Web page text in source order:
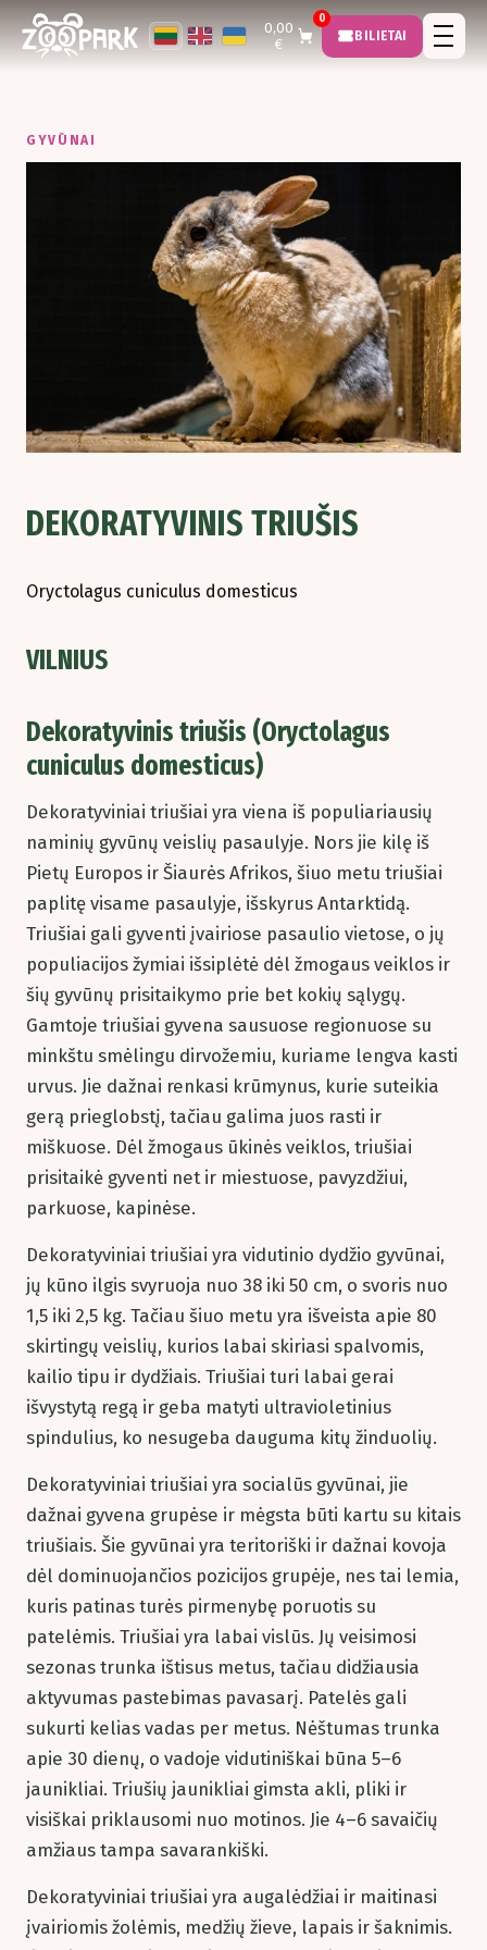
0,00
€
0
BILIETAI
GYVŪNAI
DEKORATYVINIS TRIUŠIS
Oryctolagus cuniculus domesticus
VILNIUS
Dekoratyvinis triušis (Oryctolagus
cuniculus domesticus)
Dekoratyviniai triušiai yra viena iš populiariausių
naminių gyvūnų veislių pasaulyje. Nors jie kilę iš
Pietų Europos ir Šiaurės Afrikos, šiuo metu triušiai
paplitę visame pasaulyje, išskyrus Antarktidą.
Triušiai gali gyventi įvairiose pasaulio vietose, o jų
populiacijos žymiai išsiplėtė dėl žmogaus veiklos ir
šių gyvūnų prisitaikymo prie bet kokių sąlygų.
Gamtoje triušiai gyvena sausuose regionuose su
minkštu smėlingu dirvožemiu, kuriame lengva kasti
urvus. Jie dažnai renkasi krūmynus, kurie suteikia
gerą prieglobstį, tačiau galima juos rasti ir
miškuose. Dėl žmogaus ūkinės veiklos, triušiai
prisitaikė gyventi net ir miestuose, pavyzdžiui,
parkuose, kapinėse.
Dekoratyviniai triušiai yra vidutinio dydžio gyvūnai,
jų kūno ilgis svyruoja nuo 38 iki 50 cm, o svoris nuo
1,5 iki 2,5 kg. Tačiau šiuo metu yra išveista apie 80
skirtingų veislių, kurios labai skiriasi spalvomis,
kailio tipu ir dydžiais. Triušiai turi labai gerai
išvystytą regą ir geba matyti ultravioletinius
spindulius, ko nesugeba dauguma kitų žinduolių.
Dekoratyviniai triušiai yra socialūs gyvūnai, jie
dažnai gyvena grupėse ir mėgsta būti kartu su kitais
triušiais. Šie gyvūnai yra teritoriški ir dažnai kovoja
dėl dominuojančios pozicijos grupėje, nes tai lemia,
kuris patinas turės pirmenybę poruotis su
patelėmis. Triušiai yra labai vislūs. Jų veisimosi
sezonas trunka ištisus metus, tačiau didžiausia
aktyvumas pastebimas pavasarį. Patelės gali
sukurti kelias vadas per metus. Nėštumas trunka
apie 30 dienų, o vadoje vidutiniškai būna 5–6
jaunikliai. Triušių jaunikliai gimsta akli, pliki ir
visiškai priklausomi nuo motinos. Jie 4–6 savaičių
amžiaus tampa savarankiški.
Dekoratyviniai triušiai yra augalėdžiai ir maitinasi
įvairiomis žolėmis, medžių žieve, lapais ir šaknimis.